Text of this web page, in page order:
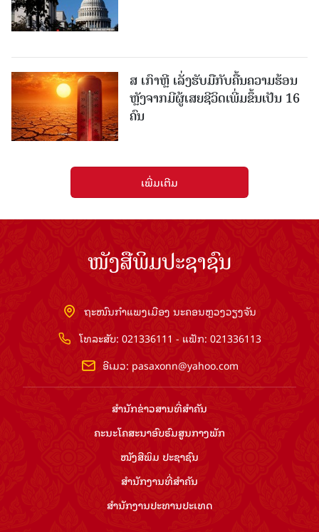
ສ ເກົາຫຼີ ເລັ່ງຮັບມືກັບຄື້ນຄວາມຮ້ອນ
ຫຼັງຈາກມີຜູ້ເສຍຊີວິດເພີ່ມຂຶ້ນເປັນ 16
ຄົນ
ເພີ່ມເຕີມ
ໜັງສືພິມປະຊາຊົນ
ຖະໜົນກຳແພງເມືອງ ນະຄອນຫຼວງວຽງຈັນ
ໂທລະສັບ: 021336111 - ແຟັກ: 021336113
ອີເມວ: pasaxonn@yahoo.com
ສຳ​ນັກ​ຂ່າວ​ສານ​ທີ່​ສຳ​ຄັນ​
ຄະນະໂຄສະນາອົບຮົມ​ສູນ​ກາງ​ພັກ
ໜັງສືພິມ ປະ​ຊາ​ຊົນ
ສຳ​ນັກ​ງານ​ທີ່​ສຳ​ຄັນ
ສຳ​ນັກ​ງານ​ປະ​ທານ​ປະ​ເທດ